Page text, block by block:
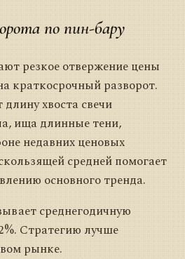
по пин-бару
резкое отвержение цены
краткосрочный разворот.
хвоста свечи
ища длинные тени,
недавних ценовых
средней помогает
основного тренда.
среднегодичную
Стратегию лучше
рынке.